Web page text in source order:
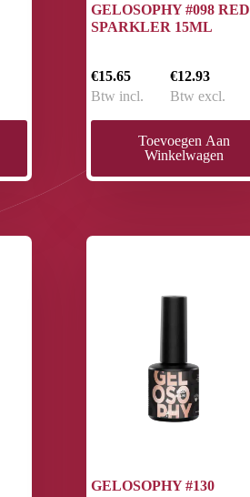
GELOSOPHY #098 RED
SPARKLER 15ML
€15.65
Btw incl.
€12.93
Btw excl.
Toevoegen Aan
Winkelwagen
GELOSOPHY #130